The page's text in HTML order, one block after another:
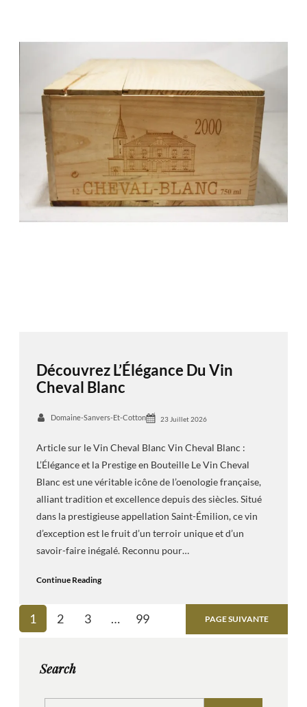
Découvrez L’Élégance Du Vin
Cheval Blanc
Domaine-Sanvers-Et-Cotton 23 Juillet 2026
Article sur le Vin Cheval Blanc Vin Cheval Blanc :
L’Élégance et la Prestige en Bouteille Le Vin Cheval
Blanc est une véritable icône de l’oenologie française,
alliant tradition et excellence depuis des siècles. Situé
dans la prestigieuse appellation Saint-Émilion, ce vin
d’exception est le fruit d’un terroir unique et d’un
savoir-faire inégalé. Reconnu pour…
Continue Reading
1 2 3 … 99 PAGE SUIVANTE
Search